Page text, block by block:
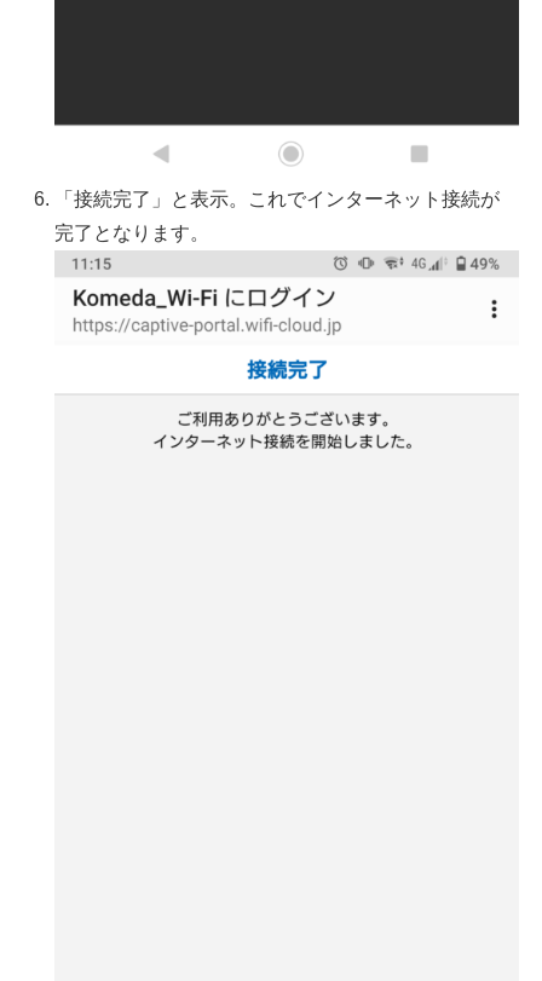
「接続完了」と表示。これでインターネット接続が
完了となります。